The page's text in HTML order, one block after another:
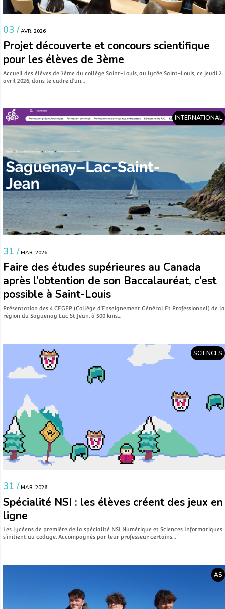
03 / AVR. 2026
Projet découverte et concours scientifique
pour les élèves de 3ème
Accueil des élèves de 3ème du collège Saint-Louis, au lycée Saint-Louis, ce jeudi 2
avril 2026, dans le cadre d’un…
INTERNATIONAL
31 / MAR. 2026
Faire des études supérieures au Canada
après l’obtention de son Baccalauréat, c’est
possible à Saint-Louis
Présentation des 4 CEGEP (Collège d’Enseignement Général Et Professionnel) de la
région du Saguenay Lac St Jean, à 500 kms…
SCIENCES
31 / MAR. 2026
Spécialité NSI : les élèves créent des jeux en
ligne
Les lycéens de première de la spécialité NSI Numérique et Sciences Informatiques
s’initient au codage. Accompagnés par leur professeur certains…
AS